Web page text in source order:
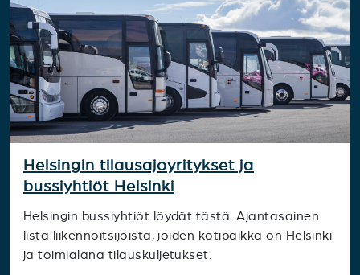
Helsingin tilausajoyritykset ja
bussiyhtiöt Helsinki
Helsingin bussiyhtiöt löydät tästä. Ajantasainen
lista liikennöitsijöistä, joiden kotipaikka on Helsinki
ja toimialana tilauskuljetukset.